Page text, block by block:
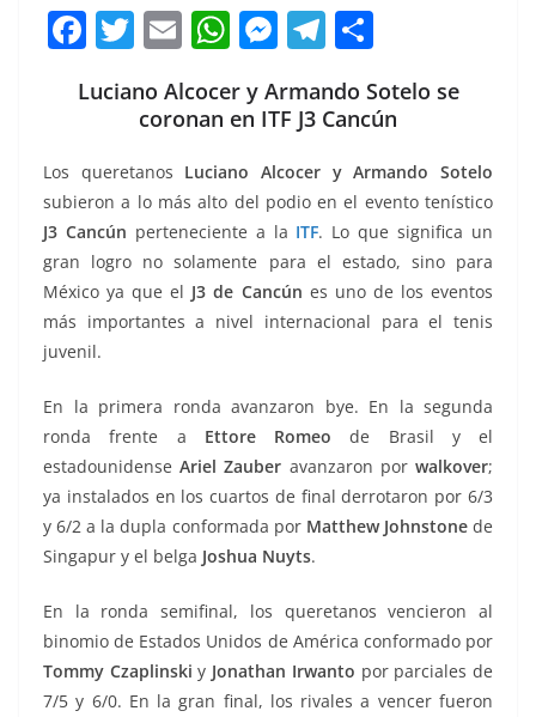
F
c
b
o
o
k
T
itt
er
E
ai
l
W
at
s
A
p
p
M
ss
e
n
g
er
T
e
gr
a
m
m
p
ar
tir
Luciano Alcocer y Armando Sotelo se
coronan en ITF J3 Cancún
Los queretanos Luciano Alcocer y Armando Sotelo
subieron a lo más alto del podio en el evento tenístico
J3 Cancún perteneciente a la ITF. Lo que significa un
gran logro no solamente para el estado, sino para
México ya que el J3 de Cancún es uno de los eventos
más importantes a nivel internacional para el tenis
juvenil.
En la primera ronda avanzaron bye. En la segunda
ronda frente a Ettore Romeo de Brasil y el
estadounidenseAriel Zauber avanzaron porwalkover;
ya instalados en los cuartos de final derrotaron por 6/3
y 6/2 a la dupla conformada por Matthew Johnstonede
Singapur y el belga Joshua Nuyts.
En la ronda semifinal, los queretanos vencieron al
binomio de Estados Unidos de América conformado por
Tommy Czaplinski y Jonathan Irwanto por parciales de
7/5 y 6/0. En la gran final, los rivales a vencer fueron